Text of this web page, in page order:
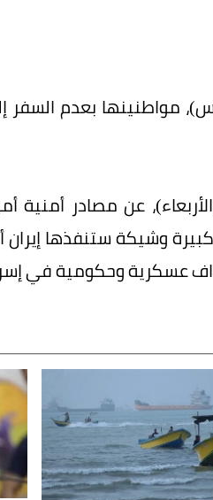
مواطنينها بعدم
عن مصادر أمنية
وشيكة ستنفذها
عسكرية وحكومية في